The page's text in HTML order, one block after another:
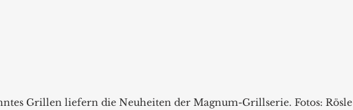
Grillen liefern die Neuheiten der Magnum-Grillserie. Fotos: Rösle